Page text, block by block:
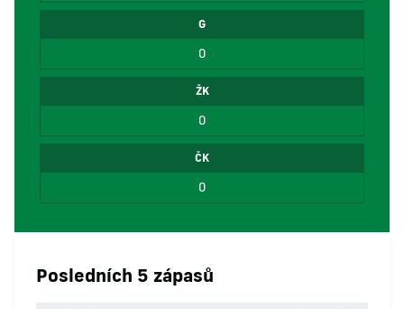
G
0
ŽK
0
ČK
0
Posledních 5 zápasů